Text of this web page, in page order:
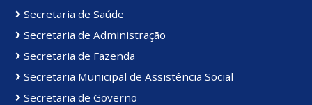
Secretaria de Saúde
Secretaria de Administração
Secretaria de Fazenda
Secretaria Municipal de Assistência Social
Secretaria de Governo